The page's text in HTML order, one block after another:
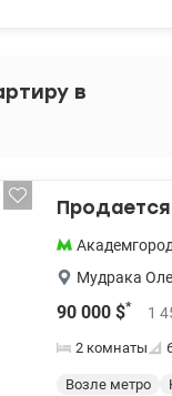
✔ Кафе,
Общедомовой
при
в
Мудрака
90 000 $* 1
2 комнаты
Возле метро